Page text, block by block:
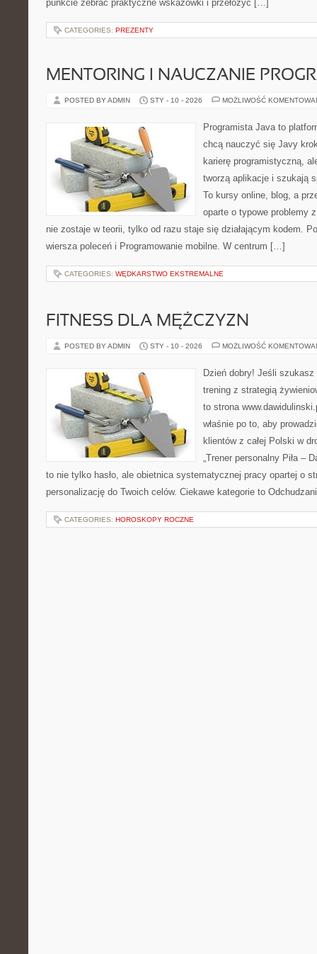
punkcie zebrać praktyczne wskazówki i przełożyć […]
CATEGORIES: PREZENTY
MENTORING I NAUCZANIE
POSTED BY ADMIN STY - 10 - 2026 MOŻLIWOŚĆ
Programista Java to
chcą nauczyć się Javy
karierę programistyczną,
tworzą aplikacje i szukają
To kursy online, blog, a
oparte o typowe problemy
nie zostaje w teorii, tylko od razu staje się działającym kodem.
wiersza poleceń i Programowanie mobilne. W centrum […]
CATEGORIES: WĘDKARSTWO EKSTREMALNE
FITNESS DLA MĘŻCZYZN
POSTED BY ADMIN STY - 10 - 2026 MOŻLIWOŚĆ
Dzień dobry! Jeśli
trening z strategią
to strona
właśnie po to, aby
klientów z całej Polski w
„Trener personalny Piła –
to nie tylko hasło, ale obietnica systematycznej pracy opartej o
personalizację do Twoich celów. Ciekawe kategorie to
CATEGORIES: HOROSKOPY ROCZNE